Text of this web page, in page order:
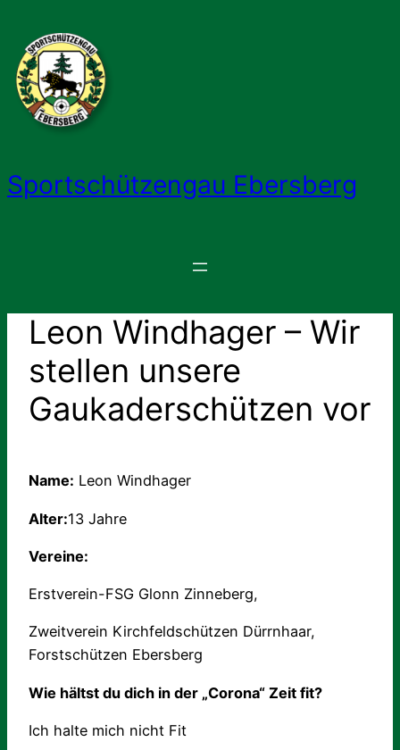
Inhalt
springen
Sportschützengau Ebersberg
Leon Windhager – Wir
stellen unsere
Gaukaderschützen vor
Name: Leon Windhager
Alter:13 Jahre
Vereine:
Erstverein-FSG Glonn Zinneberg,
Zweitverein Kirchfeldschützen Dürrnhaar,
Forstschützen Ebersberg
Wie hältst du dich in der „Corona“ Zeit fit?
Ich halte mich nicht Fit